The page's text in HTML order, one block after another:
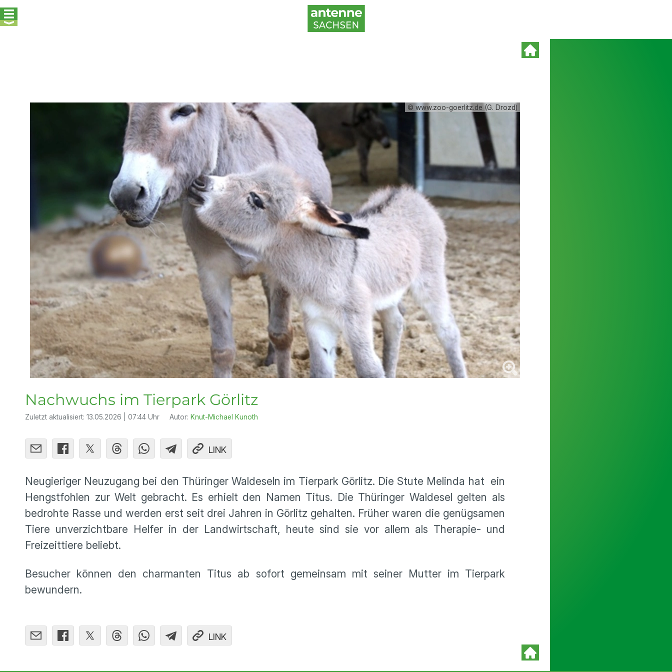
© www.zoo-goerlitz.de (G. Drozd)
Nachwuchs im Tierpark Görlitz
Zuletzt aktualisiert: 13.05.2026 | 07:44 Uhr Autor: Knut-Michael Kunoth
LINK
Neugieriger Neuzugang bei den Thüringer Waldeseln im Tierpark Görlitz. Die Stute Melinda hat ein
Hengstfohlen zur Welt gebracht. Es erhielt den Namen Titus. Die Thüringer Waldesel gelten als
bedrohte Rasse und werden erst seit drei Jahren in Görlitz gehalten. Früher waren die genügsamen
Tiere unverzichtbare Helfer in der Landwirtschaft, heute sind sie vor allem als Therapie- und
Freizeittiere beliebt.
Besucher können den charmanten Titus ab sofort gemeinsam mit seiner Mutter im Tierpark
bewundern.
LINK